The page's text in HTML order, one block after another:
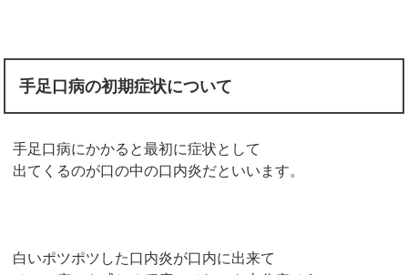
手足口病の初期症状について
手足口病にかかると最初に症状として
出てくるのが口の中の口内炎だといいます。
白いポツポツした口内炎が口内に出来て